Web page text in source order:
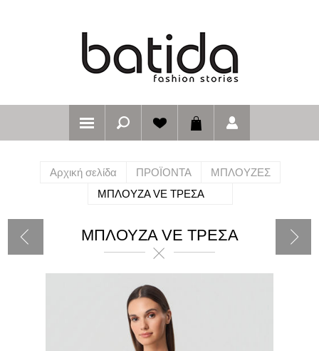
Αρχική σελίδα ΠΡΟΪΟΝΤΑ
ΜΠΛΟΥΖΕΣ
ΜΠΛΟΥΖΑ VE ΤΡΕΣΑ
ΜΠΛΟΥΖΑ VE ΤΡΕΣΑ